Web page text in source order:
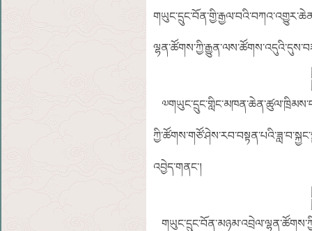
འབྱེད་གནང་།